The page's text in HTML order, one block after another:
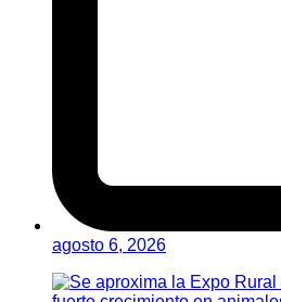
agosto 6, 2026